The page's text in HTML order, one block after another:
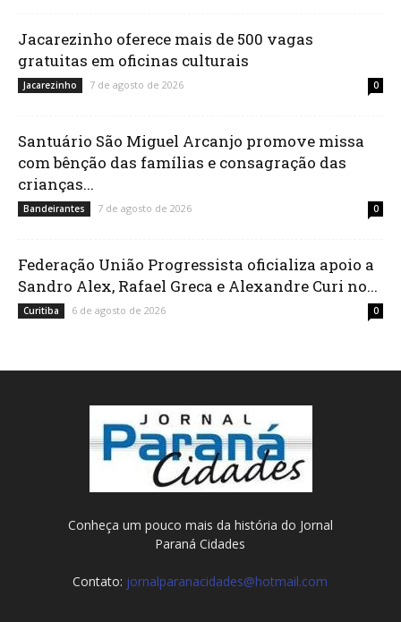
Jacarezinho oferece mais de 500 vagas
gratuitas em oficinas culturais
Jacarezinho 7 de agosto de 2026 0
Santuário São Miguel Arcanjo promove missa
com bênção das famílias e consagração das
crianças...
Bandeirantes 7 de agosto de 2026 0
Federação União Progressista oficializa apoio a
Sandro Alex, Rafael Greca e Alexandre Curi no...
Curitiba 6 de agosto de 2026 0
Conheça um pouco mais da história do Jornal
Paraná Cidades
Contato: jornalparanacidades@hotmail.com